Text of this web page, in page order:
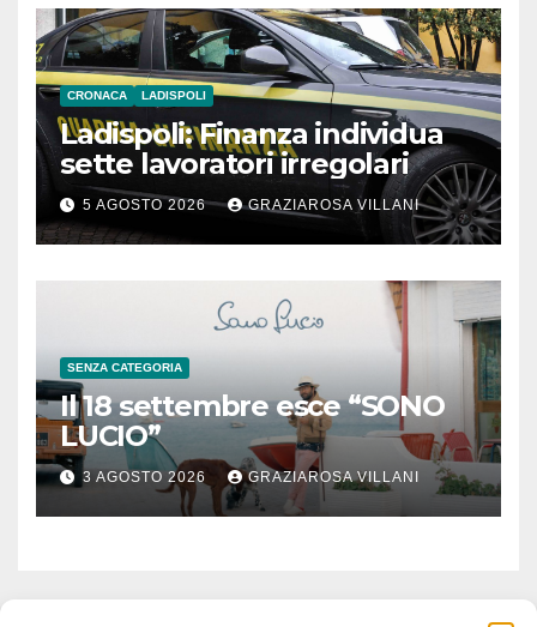
CRONACA LADISPOLI
Ladispoli: Finanza individua
sette lavoratori irregolari
5 AGOSTO 2026 GRAZIAROSA VILLANI
SENZA CATEGORIA
Il 18 settembre esce “SONO
LUCIO”
3 AGOSTO 2026 GRAZIAROSA VILLANI